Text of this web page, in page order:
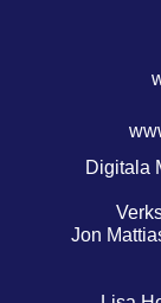
Digitala
Jon